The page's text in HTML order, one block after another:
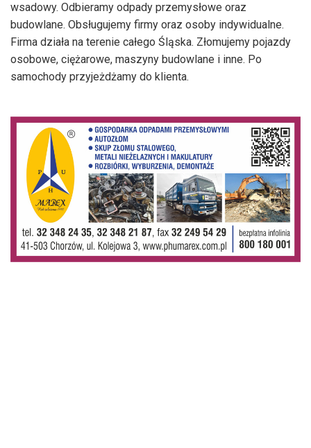
wsadowy. Odbieramy odpady przemysłowe oraz
budowlane. Obsługujemy firmy oraz osoby indywidualne.
Firma działa na terenie całego Śląska. Złomujemy pojazdy
osobowe, ciężarowe, maszyny budowlane i inne. Po
samochody przyjeżdżamy do klienta.